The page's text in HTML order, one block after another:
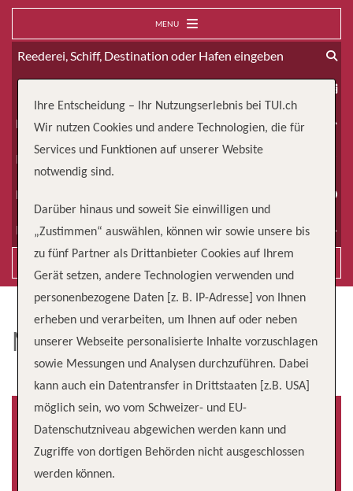
MENU
Erwachsene
Kinder
Dauer
Reiseart
MV LORD OF THE GLENS
Baujahr
Ihre Entscheidung – Ihr Nutzungserlebnis bei TUI.ch
Wir nutzen Cookies und andere Technologien, die für
Services und Funktionen auf unserer Website
notwendig sind.
Darüber hinaus und soweit Sie einwilligen und
„Zustimmen“ auswählen, können wir sowie unsere bis
zu fünf Partner als Drittanbieter Cookies auf Ihrem
Gerät setzen, andere Technologien verwenden und
personenbezogene Daten [z. B. IP-Adresse] von Ihnen
erheben und verarbeiten, um Ihnen auf oder neben
unserer Webseite personalisierte Inhalte vorzuschlagen
sowie Messungen und Analysen durchzuführen. Dabei
kann auch ein Datentransfer in Drittstaaten [z.B. USA]
möglich sein, wo vom Schweizer- und EU-
Datenschutzniveau abgewichen werden kann und
Zugriffe von dortigen Behörden nicht ausgeschlossen
werden können.